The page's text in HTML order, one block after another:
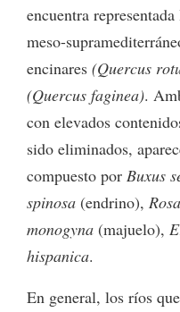
encuentra
meso-
encinares (Quercus
(Quercus faginea).
con elevados
sido eliminados,
compuesto por Buxus
spinosa (endrino),
monogyna (majuelo),
hispanica.
En general, los ríos